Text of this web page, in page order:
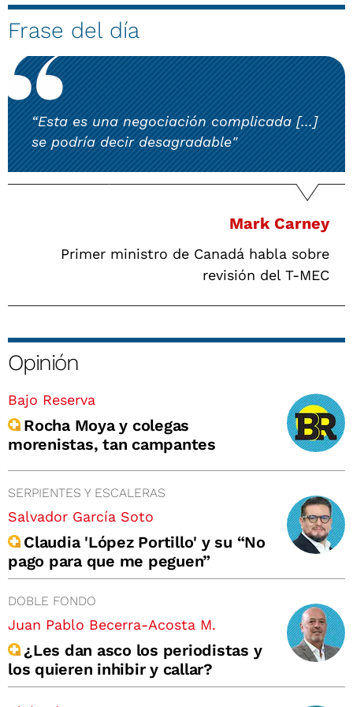
Frase del día
“Esta es una negociación complicada [...]
se podría decir desagradable"
Mark Carney
Primer ministro de Canadá habla sobre
revisión del T-MEC
Opinión
Bajo Reserva
Rocha Moya y colegas
morenistas, tan campantes
SERPIENTES Y ESCALERAS
Salvador García Soto
Claudia 'López Portillo' y su “No
pago para que me peguen”
DOBLE FONDO
Juan Pablo Becerra-Acosta M.
¿Les dan asco los periodistas y
los quieren inhibir y callar?